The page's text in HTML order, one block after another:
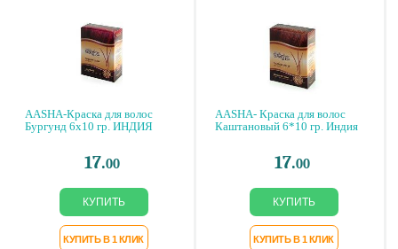
AASHA-Краска для волос
Бургунд 6х10 гр. ИНДИЯ
17.00
AASHA- Краска для волос
Каштановый 6*10 гр. Индия
17.00